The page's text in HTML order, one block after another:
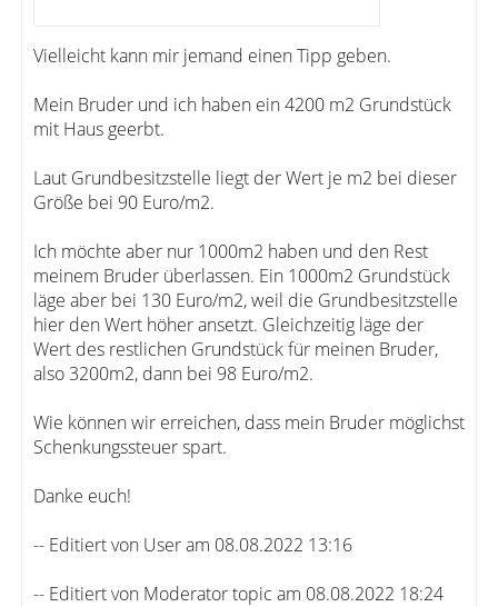
Vielleicht kann mir jemand einen Tipp geben.
Mein Bruder und ich haben ein 4200 m2 Grundstück
mit Haus geerbt.
Laut Grundbesitzstelle liegt der Wert je m2 bei dieser
Größe bei 90 Euro/m2.
Ich möchte aber nur 1000m2 haben und den Rest
meinem Bruder überlassen. Ein 1000m2 Grundstück
läge aber bei 130 Euro/m2, weil die Grundbesitzstelle
hier den Wert höher ansetzt. Gleichzeitig läge der
Wert des restlichen Grundstück für meinen Bruder,
also 3200m2, dann bei 98 Euro/m2.
Wie können wir erreichen, dass mein Bruder möglichst
Schenkungssteuer spart.
Danke euch!
-- Editiert von User am 08.08.2022 13:16
-- Editiert von Moderator topic am 08.08.2022 18:24